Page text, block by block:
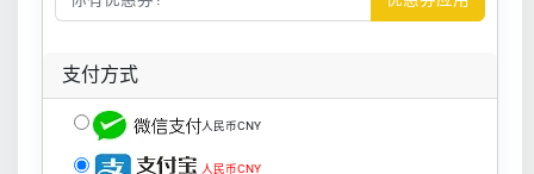
支付方式
人民币CNY
人民币CNY